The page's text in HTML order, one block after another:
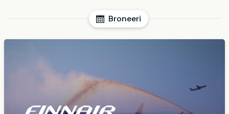
Broneeri